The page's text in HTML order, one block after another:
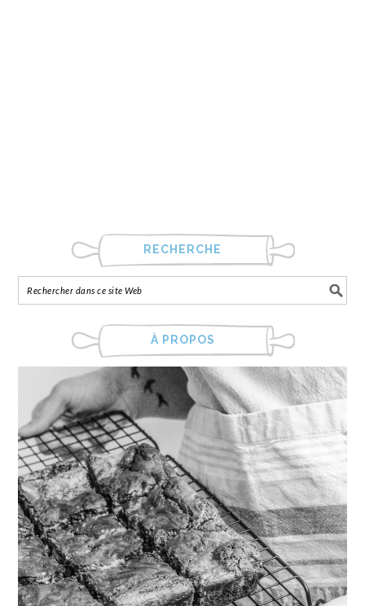
RECHERCHE
À PROPOS